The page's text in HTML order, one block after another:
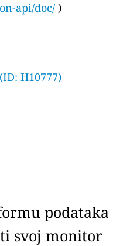
api/doc/ )
H10777)
podataka
svoj monitor